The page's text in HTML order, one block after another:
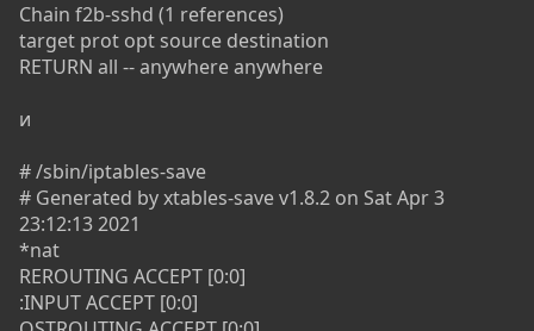
Chain f2b-sshd (1 references)
target prot opt source destination
RETURN all -- anywhere anywhere
и
# /sbin/iptables-save
# Generated by xtables-save v1.8.2 on Sat Apr 3
23:12:13 2021
*nat
REROUTING ACCEPT [0:0]
:INPUT ACCEPT [0:0]